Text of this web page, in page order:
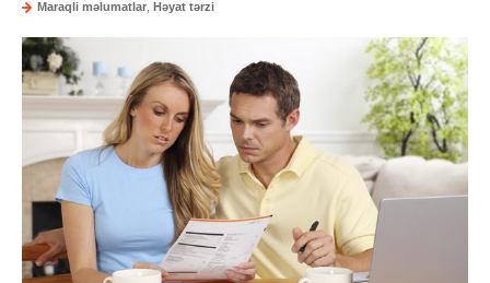
Maraqli məlumatlar Həyat tərzi